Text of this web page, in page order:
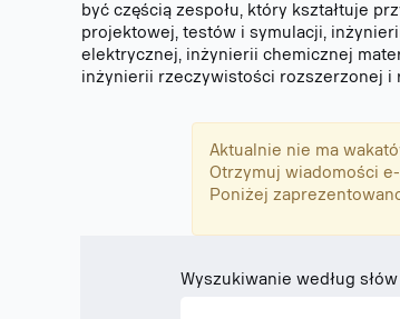
być częścią zespołu, który kształtuje
projektowej, testów i symulacji,
elektrycznej, inżynierii chemicznej
inżynierii rzeczywistości rozszerzonej i
Aktualnie nie ma
Otrzymuj wiadomości
Poniżej
Wyszukiwanie według